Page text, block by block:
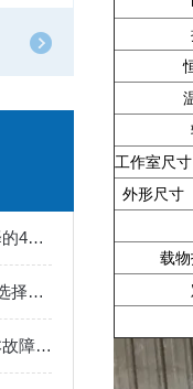
上海锦玟：鼓风干燥箱的选择的4个注意事项
上海锦玟：鼓风干燥箱的4个选择技巧
上海锦玟仪器鼓风干燥箱基本故障排除
工作室
外形尺
载